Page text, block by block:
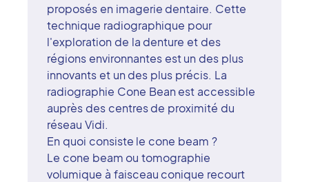
proposés en imagerie dentaire. Cette
technique radiographique pour
l'exploration de la denture et des
régions environnantes est un des plus
innovants et un des plus précis. La
radiographie Cone Bean est accessible
auprès des centres de proximité du
réseau Vidi.
En quoi consiste le cone beam ?
Le cone beam ou tomographie
volumique à faisceau conique recourt